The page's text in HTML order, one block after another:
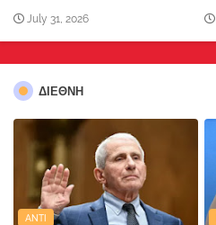
July 31, 2026
ΔΙΕΘΝΗ
ANTI